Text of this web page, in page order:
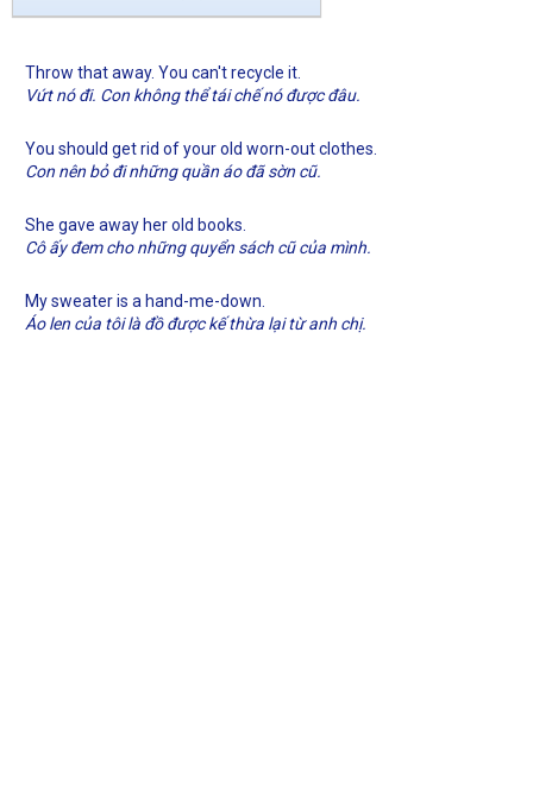
Throw that away. You can't recycle it.
Vứt nó đi. Con không thể tái chế nó được đâu.
You should get rid of your old worn-out clothes.
Con nên bỏ đi những quần áo đã sờn cũ.
She gave away her old books.
Cô ấy đem cho những quyển sách cũ của mình.
My sweater is a hand-me-down.
Áo len của tôi là đồ được kế thừa lại từ anh chị.